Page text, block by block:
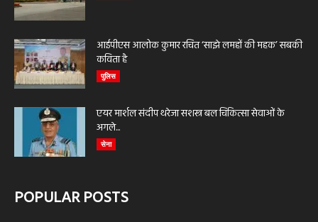
आईपीएस आलोक कुमार रचित ‘साझे लमहों की महक’ सबकी
कविता है
पुलिस
एयर मार्शल संदीप थरेजा सशस्त्र बल चिकित्सा सेवाओं के
अगले...
सेना
POPULAR POSTS